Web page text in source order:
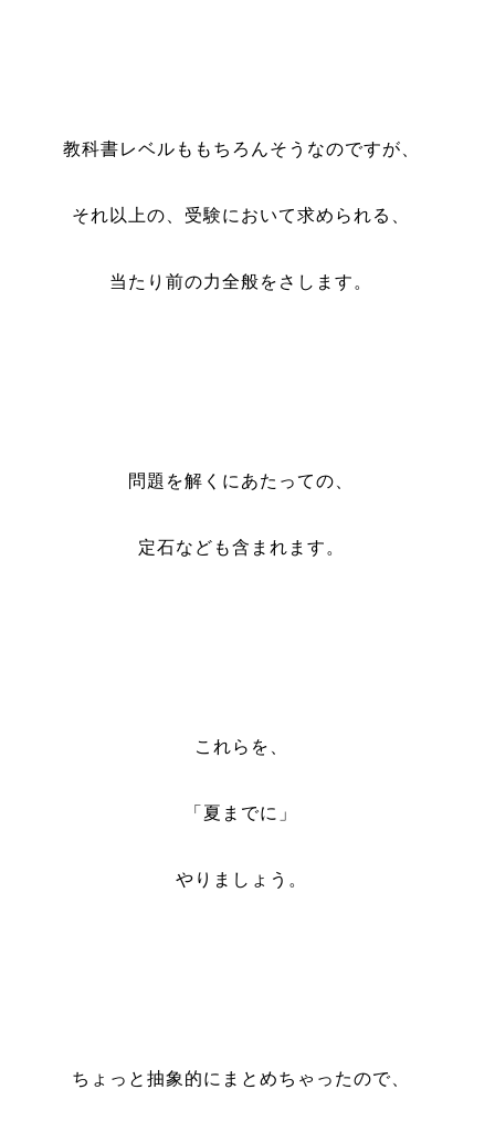
教科書レベルももちろんそうなのですが、
それ以上の、受験において求められる、
当たり前の力全般をさします。
問題を解くにあたっての、
定石なども含まれます。
これらを、
「夏までに」
やりましょう。
ちょっと抽象的にまとめちゃったので、